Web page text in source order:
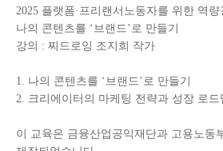
2025 플랫폼·프리랜서노동자를 위한 역
나의 콘텐츠를 ‘브랜드’로 만들기
강의 : 찌드로잉 조지희 작가
1. 나의 콘텐츠를 ‘브랜드’로 만들기
2. 크리에이터의 마케팅 전략과 성장 로드
이 교육은 금융산업공익재단과 고용노동